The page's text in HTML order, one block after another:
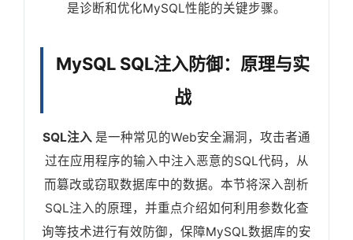
是诊断和优化MySQL性能的关键步骤。
MySQL SQL注入防御：原理与实
战
SQL注入 是一种常见的Web安全漏洞，攻击者通
过在应用程序的输入中注入恶意的SQL代码，从
而篡改或窃取数据库中的数据。本节将深入剖析
SQL注入的原理，并重点介绍如何利用参数化查
询等技术进行有效防御，保障MySQL数据库的安